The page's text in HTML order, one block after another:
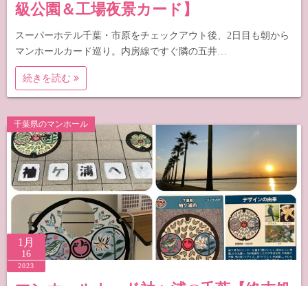
級公園＆工場夜景カード】
スーパーホテル千葉・市原をチェックアウト後、2日目も朝から
マンホールカード巡り。内房線ですぐ隣の五井…
続きを読む
千葉県のマンホール
1月
16
2023